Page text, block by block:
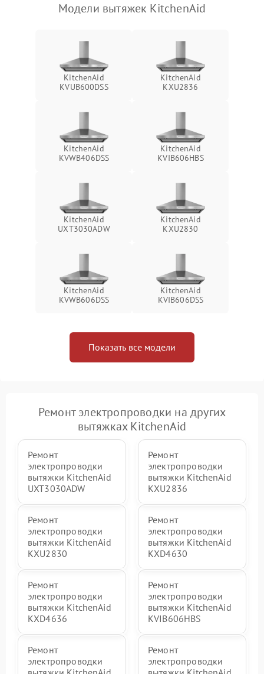
Модели вытяжек KitchenAid
KitchenAid
KVUB600DSS
KitchenAid
KXU2836
KitchenAid
KVWB406DSS
KitchenAid
KVIB606HBS
KitchenAid
UXT3030ADW
KitchenAid
KXU2830
KitchenAid
KVWB606DSS
KitchenAid
KVIB606DSS
Показать все модели
Ремонт электропроводки на других
вытяжках KitchenAid
Ремонт
электропроводки
вытяжки KitchenAid
UXT3030ADW
Ремонт
электропроводки
вытяжки KitchenAid
KXU2836
Ремонт
электропроводки
вытяжки KitchenAid
KXU2830
Ремонт
электропроводки
вытяжки KitchenAid
KXD4630
Ремонт
электропроводки
вытяжки KitchenAid
KXD4636
Ремонт
электропроводки
вытяжки KitchenAid
KVIB606HBS
Ремонт
электропроводки
Ремонт
электропроводки